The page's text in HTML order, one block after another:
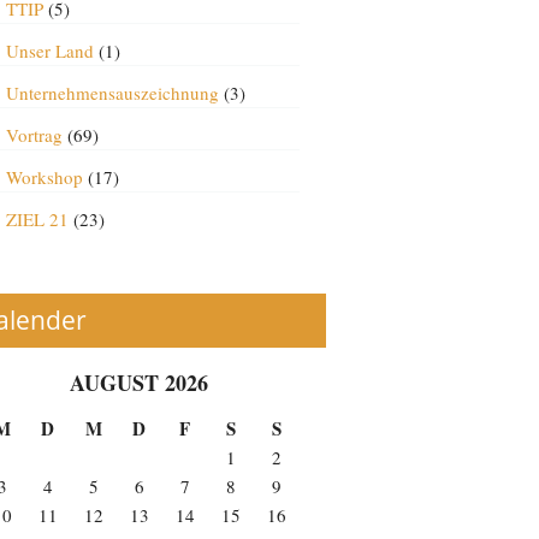
TTIP(5)
Unser Land (1)
Unternehmensauszeichnung (3)
Vortrag (69)
Workshop (17)
ZIEL 21 (23)
AUGUST 2026
D M D F S S
1
2
4 5 6 7 8
9
11 12 13 14 15
16